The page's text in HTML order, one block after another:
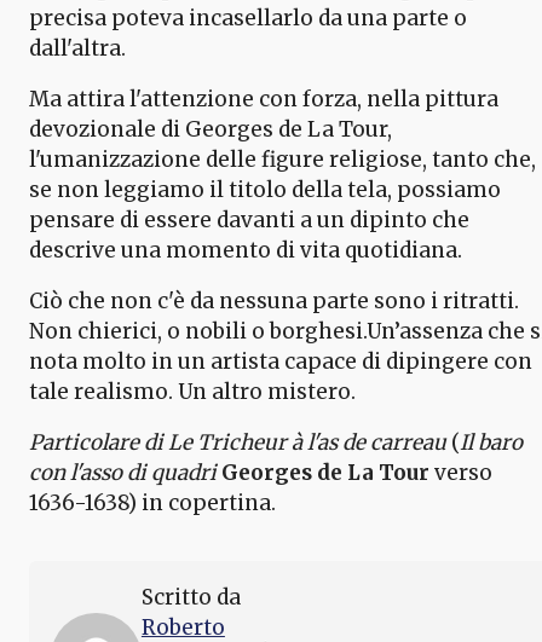
precisa poteva incasellarlo da una parte o
dall'altra.
Ma attira l'attenzione con forza, nella pittura
devozionale di Georges de La Tour,
l'umanizzazione delle figure religiose, tanto che,
se non leggiamo il titolo della tela, possiamo
pensare di essere davanti a un dipinto che
descrive una momento di vita quotidiana.
Ciò che non c'è da nessuna parte sono i ritratti.
Non chierici, o nobili o borghesi.Un’assenza che
nota molto in un artista capace di dipingere con
tale realismo. Un altro mistero.
Particolare di Le Tricheur à l'as de carreau(Il baro
con l'asso di quadriGeorges de La Tour verso
1636-1638) in copertina.
Scritto da
Roberto